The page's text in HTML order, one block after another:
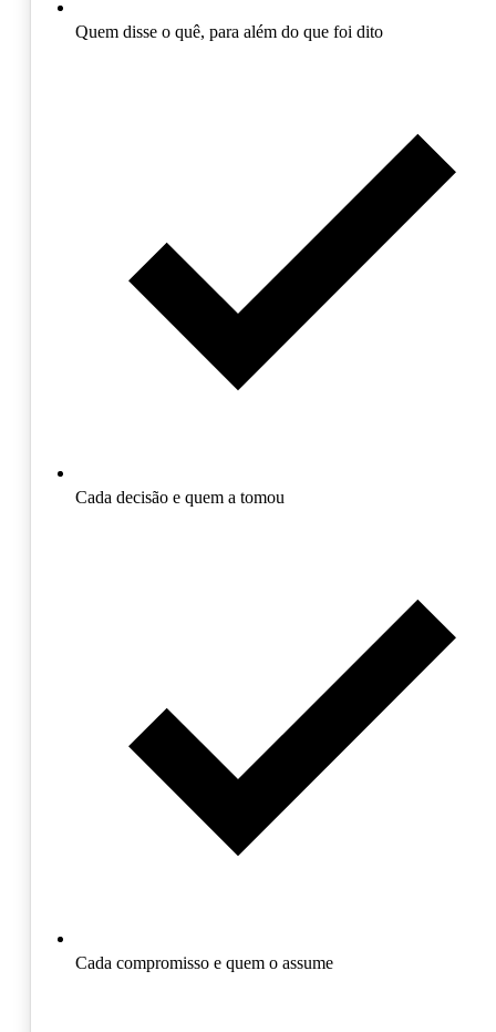
Quem disse o quê, para além do que foi dito
Cada decisão e quem a tomou
Cada compromisso e quem o assume